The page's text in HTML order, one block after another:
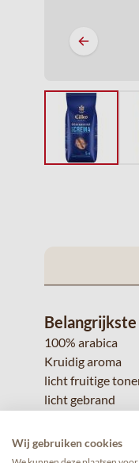
100% arabica
Kruidig aroma
licht fruitige
licht gebrand
Onze Caffè
ontwikkelen.
Wij gebruiken cookies